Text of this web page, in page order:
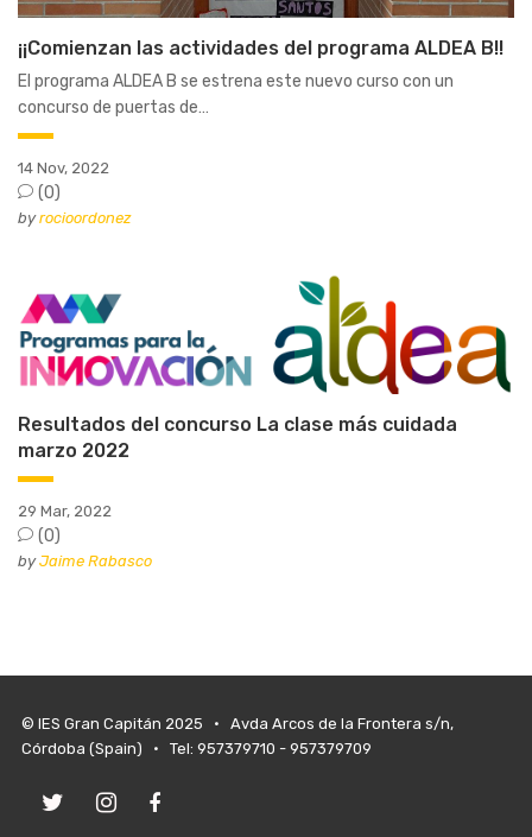
¡¡Comienzan las actividades del programa ALDEA B!!
El programa ALDEA B se estrena este nuevo curso con un
concurso de puertas de…
14 Nov, 2022
(0)
byrocioordonez
Resultados del concurso La clase más cuidada
marzo 2022
29 Mar, 2022
(0)
byJaime Rabasco
© IES Gran Capitán 2025 • Avda Arcos de la Frontera s/n,
Córdoba (Spain) • Tel: 957379710 - 957379709